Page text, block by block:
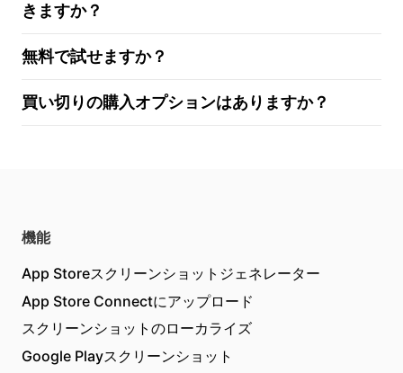
きますか？
無料で試せますか？
買い切りの購入オプションはありますか？
機能
App Storeスクリーンショットジェネレーター
App Store Connectにアップロード
スクリーンショットのローカライズ
Google Playスクリーンショット